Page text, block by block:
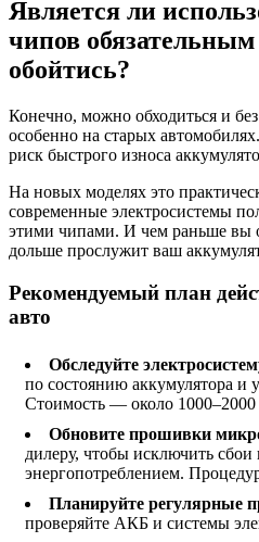
Является ли
чипов
обойтись?
Конечно, можно обходиться и
особенно на старых
риск быстрого износа
На новых моделях это
современные электросистемы
этими чипами. И чем раньше вы
дольше прослужит ваш
Рекомендуемый план
авто
Обследуйте
по состоянию аккумулятора и
Стоимость — около 1000–2000
Обновите прошивки
дилеру, чтобы исключить сбои
энергопотреблением.
Планируйте регулярные
проверяйте АКБ и системы